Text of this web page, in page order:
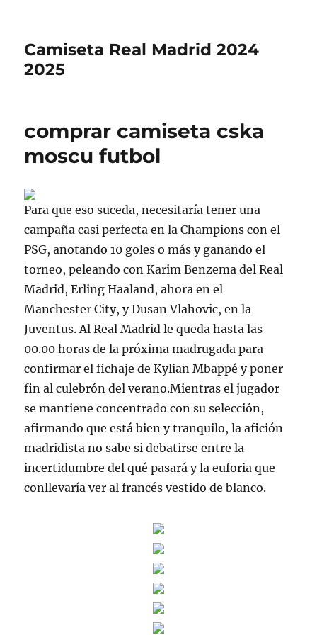
Camiseta Real Madrid 2024
2025
comprar camiseta cska
moscu futbol
Para que eso suceda, necesitaría tener una
campaña casi perfecta en la Champions con el
PSG, anotando 10 goles o más y ganando el
torneo, peleando con Karim Benzema del Real
Madrid, Erling Haaland, ahora en el
Manchester City, y Dusan Vlahovic, en la
Juventus. Al Real Madrid le queda hasta las
00.00 horas de la próxima madrugada para
confirmar el fichaje de Kylian Mbappé y poner
fin al culebrón del verano.Mientras el jugador
se mantiene concentrado con su selección,
afirmando que está bien y tranquilo, la afición
madridista no sabe si debatirse entre la
incertidumbre del qué pasará y la euforia que
conllevaría ver al francés vestido de blanco.